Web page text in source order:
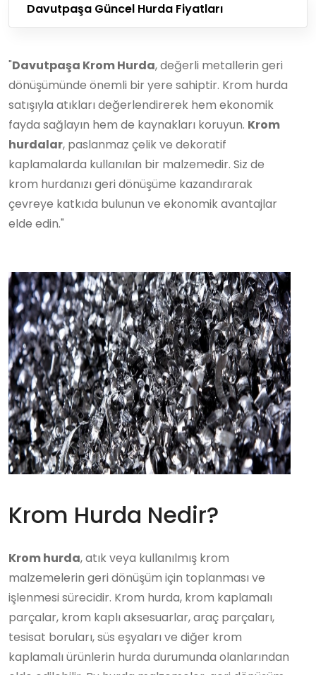
Davutpaşa Güncel Hurda Fiyatları
"Davutpaşa Krom Hurda, değerli metallerin geri
dönüşümünde önemli bir yere sahiptir. Krom hurda
satışıyla atıkları değerlendirerek hem ekonomik
fayda sağlayın hem de kaynakları koruyun. Krom
hurdalar, paslanmaz çelik ve dekoratif
kaplamalarda kullanılan bir malzemedir. Siz de
krom hurdanızı geri dönüşüme kazandırarak
çevreye katkıda bulunun ve ekonomik avantajlar
elde edin."
Krom Hurda Nedir?
Krom hurda, atık veya kullanılmış krom
malzemelerin geri dönüşüm için toplanması ve
işlenmesi sürecidir. Krom hurda, krom kaplamalı
parçalar, krom kaplı aksesuarlar, araç parçaları,
tesisat boruları, süs eşyaları ve diğer krom
kaplamalı ürünlerin hurda durumunda olanlarından